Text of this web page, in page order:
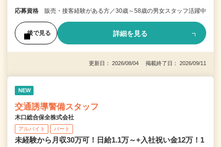
応募資格 販売・接客経験がある方／30歳～58歳の男女スタッフ活躍中
後で見る 詳細を見る
更新日： 2026/08/04 掲載終了日： 2026/09/11
NEW
交通誘導警備スタッフ
木口総合保全株式会社
アルバイト パート
未経験から月収30万可！日給1.1万～+入社祝い金12万！1